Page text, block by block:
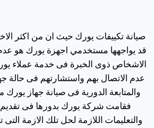
صيانة تكييفات يورك حيث ان من اكثر
قد يواجهها مستخدمي اجهزة يورك هو عدم
الاشخاص ذوى الخبرة فى خدمة عملاء
عدم الاتصال بهم واستشارتهم فى حالة
والمتابعة الدورية فى صيانة جهاز يورك
فقامت شركة يورك بدورها فى تقديم
والتعليمات اللازمة لحل تلك الازمة